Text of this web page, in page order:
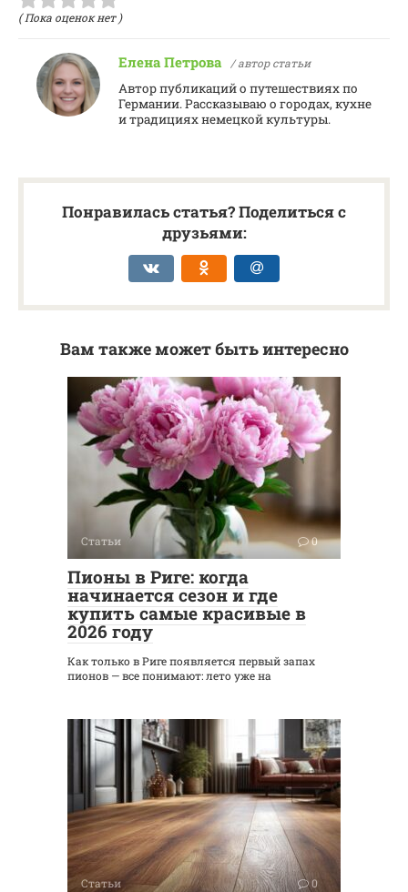
( Пока оценок нет )
Елена Петрова / автор статьи
Автор публикаций о путешествиях по
Германии. Рассказываю о городах, кухне
и традициях немецкой культуры.
Понравилась статья? Поделиться с
друзьями:
Вам также может быть интересно
Статьи 0
Пионы в Риге: когда
начинается сезон и где
купить самые красивые в
2026 году
Как только в Риге появляется первый запах
пионов — все понимают: лето уже на
Статьи 0